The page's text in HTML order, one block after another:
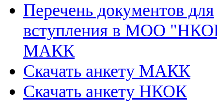
Перечень документов для
вступления в МОО
МАКК
Скачать анкету МАКК
Скачать анкету НКОК